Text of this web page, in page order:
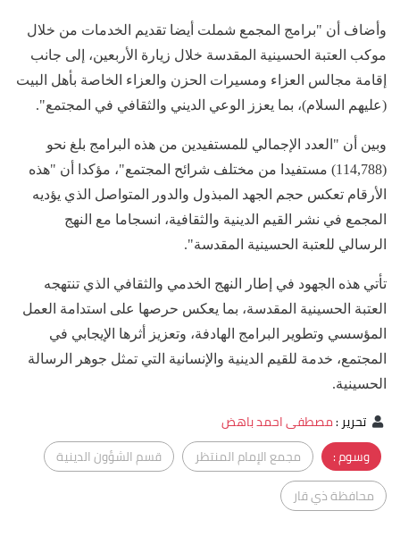
وأضاف أن "برامج المجمع شملت أيضا تقديم الخدمات من خلال
موكب العتبة الحسينية المقدسة خلال زيارة الأربعين، إلى جانب
إقامة مجالس العزاء ومسيرات الحزن والعزاء الخاصة بأهل البيت
(عليهم السلام)، بما يعزز الوعي الديني والثقافي في المجتمع".
وبين أن "العدد الإجمالي للمستفيدين من هذه البرامج بلغ نحو
(114,788) مستفيدا من مختلف شرائح المجتمع"، مؤكدا أن "هذه
الأرقام تعكس حجم الجهد المبذول والدور المتواصل الذي يؤديه
المجمع في نشر القيم الدينية والثقافية، انسجاما مع النهج
الرسالي للعتبة الحسينية المقدسة".
تأتي هذه الجهود في إطار النهج الخدمي والثقافي الذي تنتهجه
العتبة الحسينية المقدسة، بما يعكس حرصها على استدامة العمل
المؤسسي وتطوير البرامج الهادفة، وتعزيز أثرها الإيجابي في
المجتمع، خدمة للقيم الدينية والإنسانية التي تمثل جوهر الرسالة
الحسينية.
تحرير:مصطفى احمد باهض
وسوم :
مجمع الإمام المنتظر
قسم الشؤون الدينية
محافظة ذي قار